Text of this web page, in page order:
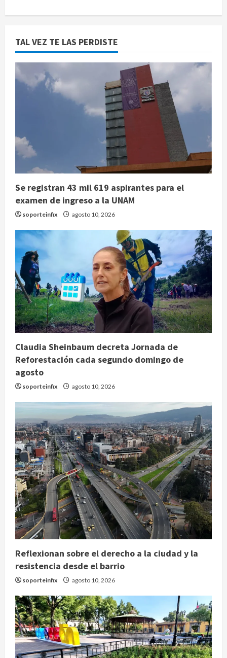
TAL VEZ TE LAS PERDISTE
Se registran 43 mil 619 aspirantes para el
examen de ingreso a la UNAM
soporteinfix agosto 10, 2026
Claudia Sheinbaum decreta Jornada de
Reforestación cada segundo domingo de
agosto
soporteinfix agosto 10, 2026
Reflexionan sobre el derecho a la ciudad y la
resistencia desde el barrio
soporteinfix agosto 10, 2026